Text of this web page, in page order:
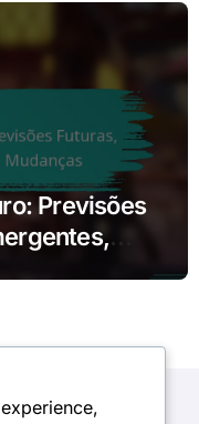
Previsões